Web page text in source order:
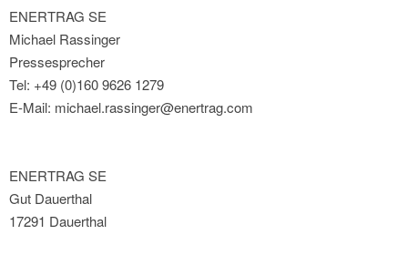
ENERTRAG SE
Michael Rassinger
Pressesprecher
Tel: +49 (0)160 9626 1279
E-Mail: michael.rassinger@enertrag.com
ENERTRAG SE
Gut Dauerthal
17291 Dauerthal